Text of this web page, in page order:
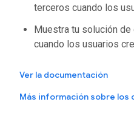
terceros cuando los
Muestra tu solución
cuando los usuarios
Ver la documentación
Más información sobre los